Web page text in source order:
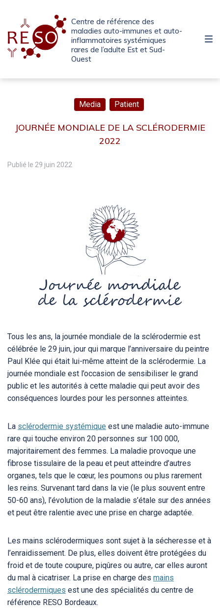
navigation
principale
contenu
pied
de
page
Centre de référence des
maladies auto-immunes et auto-
inflammatoires systémiques
rares de l’adulte Est et Sud-
Ouest
Media Patient
JOURNÉE MONDIALE DE LA SCLÉRODERMIE
2022
Publié le 29 juin 2022
Tous les ans, la journée mondiale de la sclérodermie est
célébrée le 29 juin, jour qui marque l’anniversaire du peintre
Paul Klée qui était lui-même atteint de la sclérodermie. La
journée mondiale est l’occasion de sensibiliser le grand
public et les autorités à cette maladie qui peut avoir des
conséquences lourdes pour les personnes atteintes.
La sclérodermie systémique est une maladie auto-immune
rare qui touche environ 20 personnes sur 100 000,
majoritairement des femmes. La maladie provoque une
fibrose tissulaire de la peau et peut atteindre d’autres
organes, tels que le cœur, les poumons ou plus rarement
les reins. Survenant tard dans la vie (le plus souvent entre
50-60 ans), l’évolution de la maladie s’étale sur des années
et peut être ralentie avec une prise en charge adaptée.
Les mains sclérodermiques sont sujet à la sécheresse et à
l’enraidissement. De plus, elles doivent être protégées du
froid et de toute coupure, piqûres ou autre, car elles auront
du mal à cicatriser. La prise en charge des mains
sclérodermiques est une des spécialités du centre de
référence RESO Bordeaux.